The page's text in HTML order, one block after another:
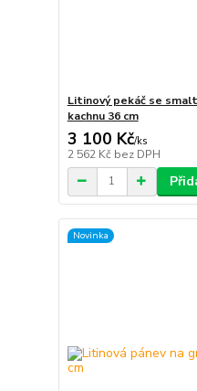
Litinový pekáč se
kachnu 36 cm
3 100 Kč/ks
2 562 Kč bez DPH
Novinka